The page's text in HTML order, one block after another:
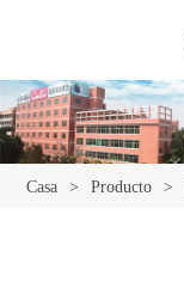
Casa > Producto >